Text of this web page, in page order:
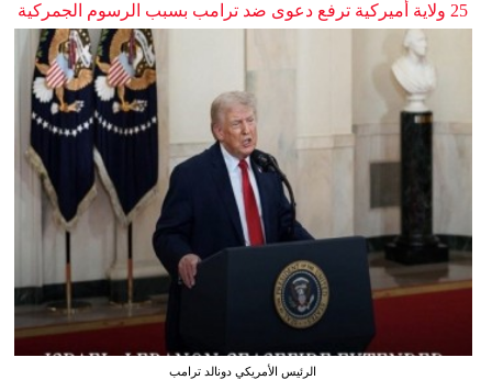
25 ولاية أميركية ترفع دعوى ضد ترامب بسبب الرسوم الجمركية
الرئيس الأمريكي دونالد ترامب